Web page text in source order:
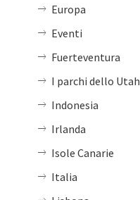
Europa
Eventi
Fuerteventura
I parchi dello Utah
Indonesia
Irlanda
Isole Canarie
Italia